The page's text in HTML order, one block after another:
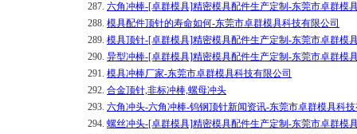
287. 六角冲棒-[卓群模具]精密模具配件生产定制-东莞市卓群模
288. 模具配件顶针的寿命如何-东莞市卓群模具科技有限公司
289. 模具顶针-[卓群模具]精密模具配件生产定制-东莞市卓群模
290. 异型冲棒-[卓群模具]精密模具配件生产定制-东莞市卓群模
291. 模具冲棒厂家-东莞市卓群模具科技有限公司
292. 合金顶针,非标冲棒,螺母冲头
293. 六角冲头-六角冲棒-钨钢顶针新闻资讯-东莞市卓群模具科
294. 螺丝冲头-[卓群模具]精密模具配件生产定制-东莞市卓群模